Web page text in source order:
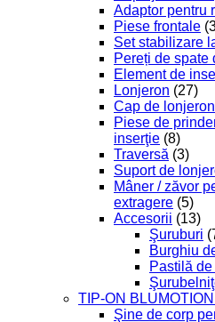
Adaptor pentru
Piese frontale
Set stabilizare
Pereți de spate
Element de
Lonjeron (27)
Cap de lonjeron
Piese de
inserţie (8)
Traversă (3)
Suport de
Mâner / zăvor
extragere (5)
Accesorii (13)
Şuruburi
Burghiu
Pastilă
TIP-ON
Şine de corp